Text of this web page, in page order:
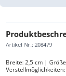
Artikel-Nr.: 208479
Breite: 2,5 cm |